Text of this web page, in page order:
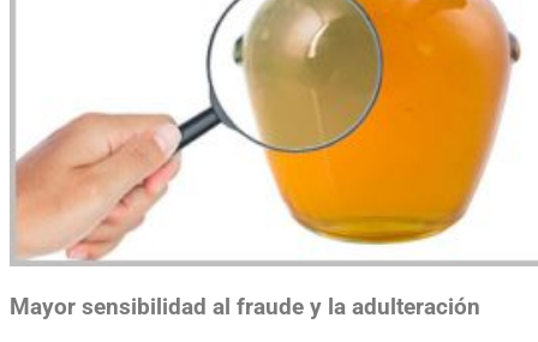
Mayor sensibilidad al fraude y la adulteración